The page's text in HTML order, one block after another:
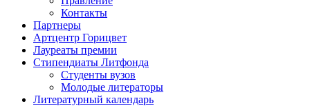
Контакты
Партнеры
Артцентр Горицвет
Лауреаты премии
Стипендиаты Литфонда
Студенты вузов
Молодые литераторы
Литературный календарь